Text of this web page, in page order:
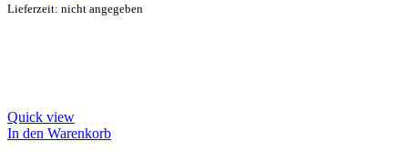
Lieferzeit: nicht angegeben
Quick view
In den Warenkorb